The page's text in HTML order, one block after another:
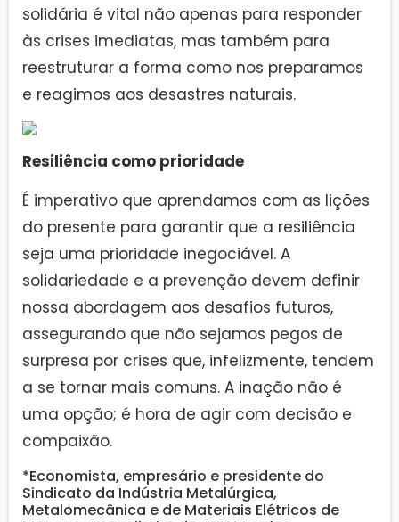
solidária é vital não apenas para responder
às crises imediatas, mas também para
reestruturar a forma como nos preparamos
e reagimos aos desastres naturais.
Resiliência como prioridade
É imperativo que aprendamos com as lições
do presente para garantir que a resiliência
seja uma prioridade inegociável. A
solidariedade e a prevenção devem definir
nossa abordagem aos desafios futuros,
assegurando que não sejamos pegos de
surpresa por crises que, infelizmente, tendem
a se tornar mais comuns. A inação não é
uma opção; é hora de agir com decisão e
compaixão.
*Economista, empresário e presidente do
Sindicato da Indústria Metalúrgica,
Metalomecânica e de Materiais Elétricos de